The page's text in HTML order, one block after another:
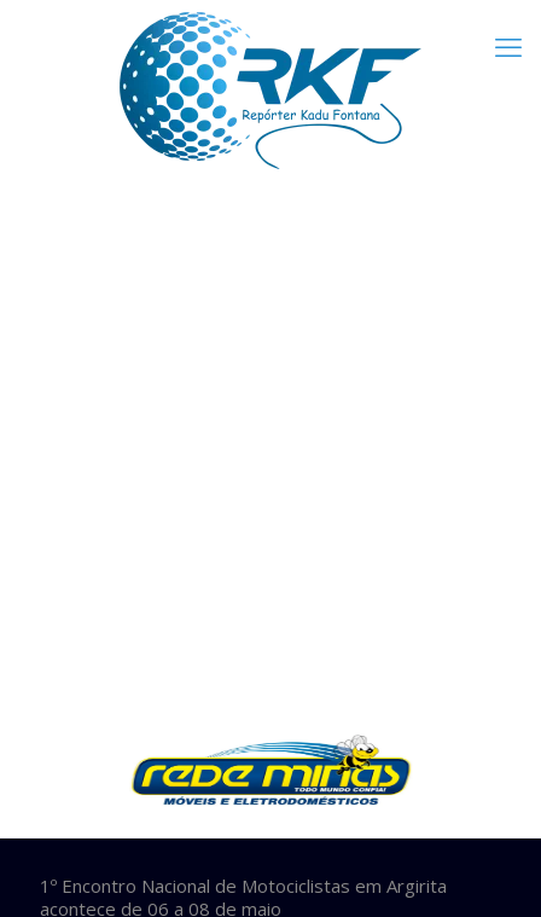
1º Encontro Nacional de Motociclistas em Argirita
acontece de 06 a 08 de maio